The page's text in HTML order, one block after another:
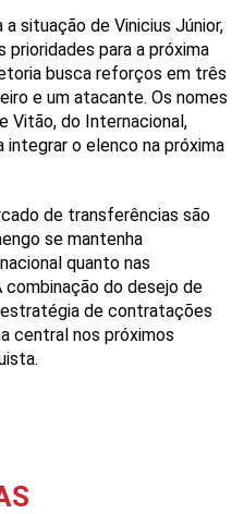
situação de Vinicius Júnior,
prioridades para a próxima
busca reforços em três
e um atacante. Os nomes
Vitão, do Internacional,
o elenco na próxima
de transferências são
se mantenha
quanto nas
do desejo de
de contratações
central nos próximos